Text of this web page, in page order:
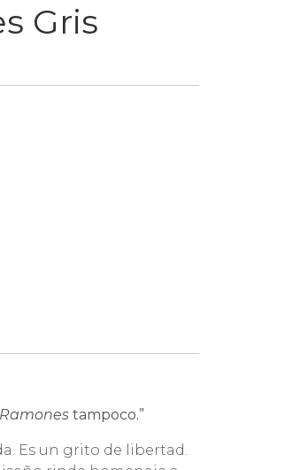
Gris
Ramones tampoco.”
Es un grito de libertad.